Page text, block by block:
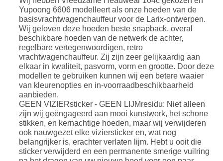
Yupoong 6606 modelleert als onze hoeden van de
basisvrachtwagenchauffeur voor de Larix-ontwerpen.
Wij geloven deze hoeden beste snapback, overal
beschikbare hoeden van de netwerk de achter,
regelbare vertegenwoordigen, retro
vrachtwagenchauffeur. Zij zijn zeer gelijkaardig aan
elkaar in kwaliteit, pasvorm, vorm en grootte. Door deze
modellen te gebruiken kunnen wij een betere waaier
van kleurenopties en in-voorraadbeschikbaarheid
aanbieden.
GEEN VIZIERsticker - GEEN LIJMresidu: Niet alleen
zijn wij geëngageerd aan mooi kunstwerk, het schone
stikken, en kernachtige hoeden, maar wij verwijderen
ook nauwgezet elke viziersticker en, wat nog
belangrijker is, erachter verlaten lijm. Hebt u ooit die
sticker verwijderd en een permanente smerige vuilring